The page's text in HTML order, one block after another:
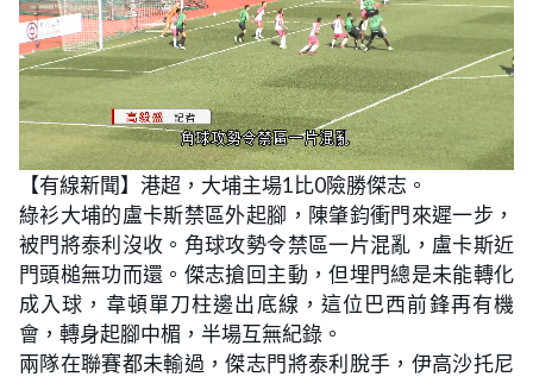
n
m
u
t
e
L
o
a
d
e
d
:
4
.
7
9
%
【有線新聞】港超，大埔主場1比0險勝傑志。
綠衫大埔的盧卡斯禁區外起腳，陳肇鈞衝門來遲一步，
被門將泰利沒收。角球攻勢令禁區一片混亂，盧卡斯近
門頭槌無功而還。傑志搶回主動，但埋門總是未能轉化
成入球，韋頓單刀柱邊出底線，這位巴西前鋒再有機
會，轉身起腳中楣，半場互無紀錄。
兩隊在聯賽都未輸過，傑志門將泰利脫手，伊高沙托尼